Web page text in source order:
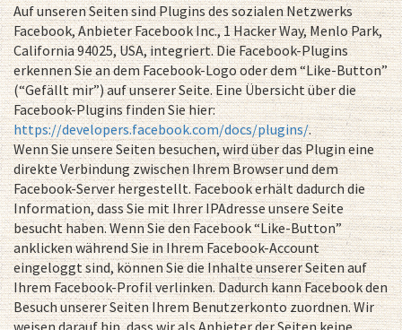
Auf unseren Seiten sind Plugins des sozialen Netzwerks
Facebook, Anbieter Facebook Inc., 1 Hacker Way, Menlo Park,
California 94025, USA, integriert. Die Facebook-Plugins
erkennen Sie an dem Facebook-Logo oder dem “Like-Button”
(“Gefällt mir”) auf unserer Seite. Eine Übersicht über die
Facebook-Plugins finden Sie hier:
https://developers.facebook.com/docs/plugins/.
Wenn Sie unsere Seiten besuchen, wird über das Plugin eine
direkte Verbindung zwischen Ihrem Browser und dem
Facebook-Server hergestellt. Facebook erhält dadurch die
Information, dass Sie mit Ihrer IPAdresse unsere Seite
besucht haben. Wenn Sie den Facebook “Like-Button”
anklicken während Sie in Ihrem Facebook-Account
eingeloggt sind, können Sie die Inhalte unserer Seiten auf
Ihrem Facebook-Profil verlinken. Dadurch kann Facebook den
Besuch unserer Seiten Ihrem Benutzerkonto zuordnen. Wir
weisen darauf hin, dass wir als Anbieter der Seiten keine